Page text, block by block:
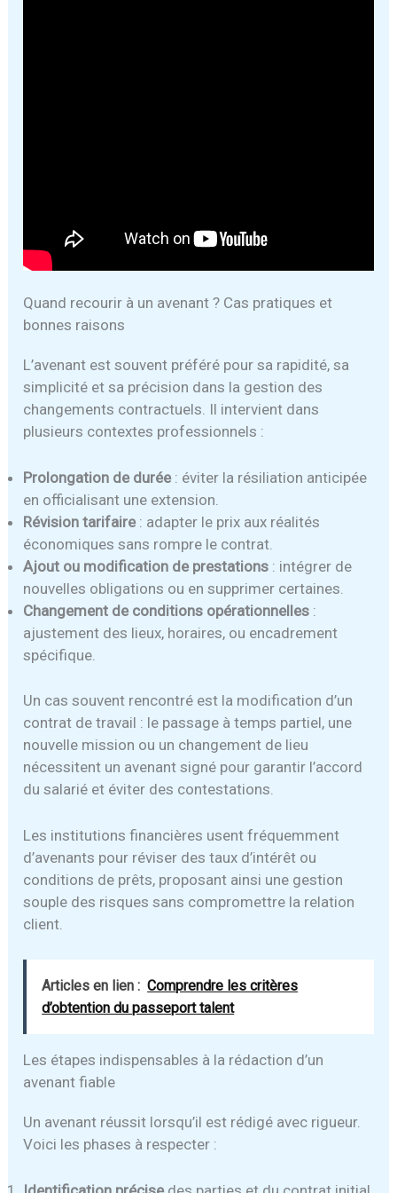
Quand recourir à un avenant ? Cas pratiques et
bonnes raisons
L’avenant est souvent préféré pour sa rapidité, sa
simplicité et sa précision dans la gestion des
changements contractuels. Il intervient dans
plusieurs contextes professionnels :
Prolongation de durée: éviter la résiliation anticipée
en officialisant une extension.
Révision tarifaire: adapter le prix aux réalités
économiques sans rompre le contrat.
Ajout ou modification de prestations : intégrer de
nouvelles obligations ou en supprimer certaines.
Changement de conditions opérationnelles :
ajustement des lieux, horaires, ou encadrement
spécifique.
Un cas souvent rencontré est la modification d’un
contrat de travail : le passage à temps partiel, une
nouvelle mission ou un changement de lieu
nécessitent un avenant signé pour garantir l’accord
du salarié et éviter des contestations.
Les institutions financières usent fréquemment
d’avenants pour réviser des taux d’intérêt ou
conditions de prêts, proposant ainsi une gestion
souple des risques sans compromettre la relation
client.
Articles en lien : Comprendre les critères
d’obtention du passeport talent
Les étapes indispensables à la rédaction d’un
avenant fiable
Un avenant réussit lorsqu’il est rédigé avec rigueur.
Voici les phases à respecter :